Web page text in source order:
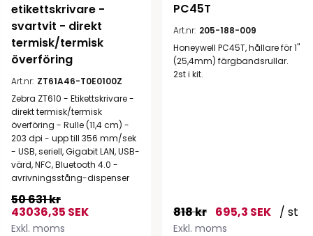
etikettskrivare -
svartvit - direkt
termisk/termisk
överföring
Art.nr: ZT61A46-T0E0100Z
Zebra ZT610 - Etikettskrivare -
direkt termisk/termisk
överföring - Rulle (11,4 cm) -
203 dpi - upp till 356 mm/sek
- USB, seriell, Gigabit LAN, USB-
värd, NFC, Bluetooth 4.0 -
avrivningsstång-dispenser
50 631 kr
43036,35 SEK
Exkl. moms
PC45T
Art.nr: 205-188-009
Honeywell PC45T, hållare för 1"
(25,4mm) färgbandsrullar.
2st i kit.
818 kr 695,3 SEK / st
Exkl. moms